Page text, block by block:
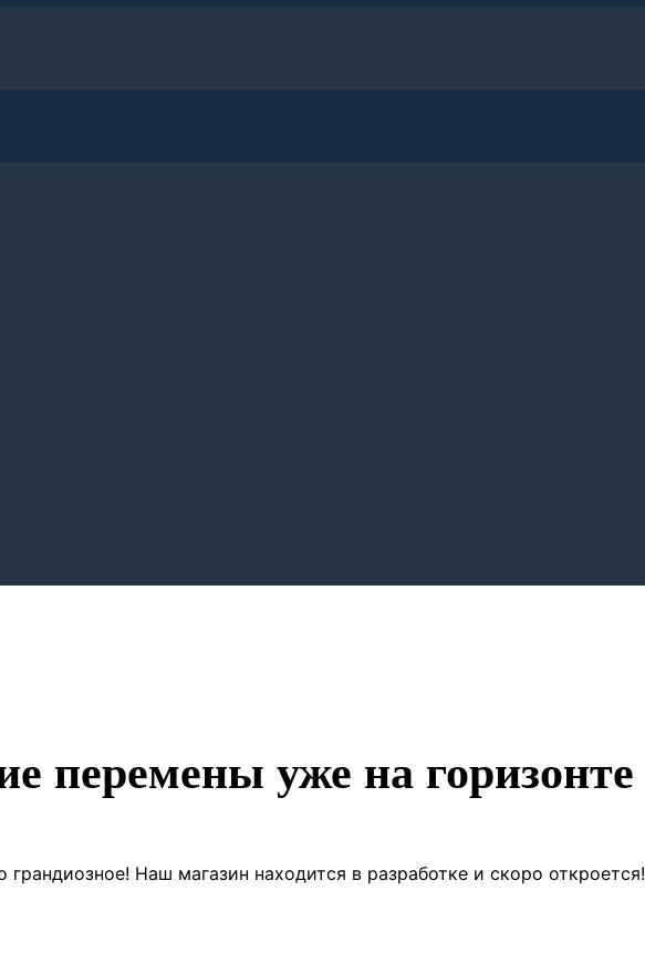
перемены уже на горизонте
грандиозное! Наш магазин находится в разработке и скоро откроется!